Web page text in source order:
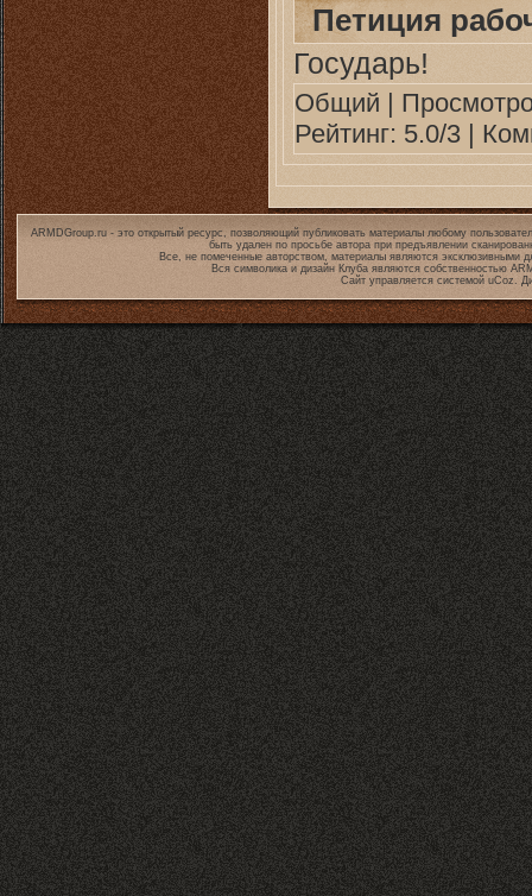
Петиция
Государь!
Общий |
Рейтинг: 5.0/3 |
ARMDGroup.ru - это открытый ресурс, позволяющий публиковать материалы любому
быть удален по просьбе автора при предъявлении
Все, не помеченные авторством, материалы являются эксклюзивными
Вся символика и дизайн Клуба являются собственностью
Сайт управляется системой uCoz.